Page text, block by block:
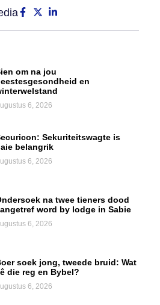
om na jou
en
6, 2026
Sekuriteitswagte is
belangrik
6, 2026
na twee tieners dood
word by lodge in Sabie
6, 2026
soek jong, tweede bruid: Wat
die reg en Bybel?
6, 2026